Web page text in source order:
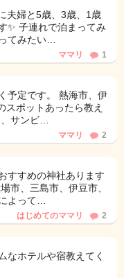
夫婦と5歳、3歳、1歳
✨ 子連れで泊まってみ
てみたい…
ママリ 1
予定です。 熱海市、伊
スポットあったら教え
サンビ…
ママリ 2
すすめの神社あります
市、三島市、伊豆市、
よって…
はじめてのママリ 2
なホテルや宿教えてく